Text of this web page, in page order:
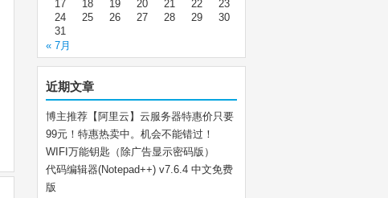
17
18 19 20 21 22
23
24
25 26 27 28 29
30
31
« 7月
近期文章
博主推荐【阿里云】云服务器特惠价只要
99元！特惠热卖中。机会不能错过！
WIFI万能钥匙（除广告显示密码版）
代码编辑器(Notepad++) v7.6.4 中文免费
版